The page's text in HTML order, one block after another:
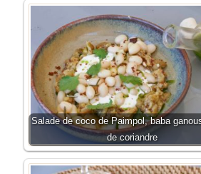
Salade de coco de Paimpol, baba
de coriandre